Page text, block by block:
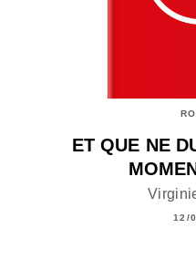
ET QUE NE
12/